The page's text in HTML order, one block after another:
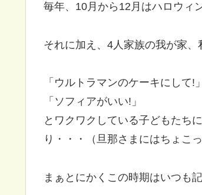
毎年、10月から12月はハロウィ
それに加え、4人家族の我が家、
「ウルトラマンのケーキにして!」
「ソフィアがいい!」
とワクワクしている子どもたち
り・・・（旦那さまにはちょこ
まぁとにかくこの時期はいつも